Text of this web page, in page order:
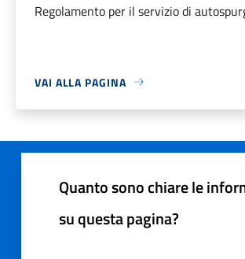
Regolamento per il servizio di
VAI ALLA PAGINA
Quanto sono chiare le
su questa pagina?